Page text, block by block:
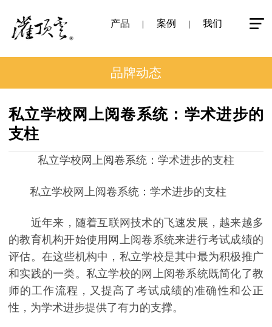
产品 案例 我们
品牌动态
私立学校网上阅卷系统：学术进步的
支柱
私立学校网上阅卷系统：学术进步的支柱
私立学校网上阅卷系统：学术进步的支柱
近年来，随着互联网技术的飞速发展，越来越多
的教育机构开始使用网上阅卷系统来进行考试成绩的
评估。在这些机构中，私立学校是其中最为积极推广
和实践的一类。私立学校的网上阅卷系统既简化了教
师的工作流程，又提高了考试成绩的准确性和公正
性，为学术进步提供了有力的支撑。